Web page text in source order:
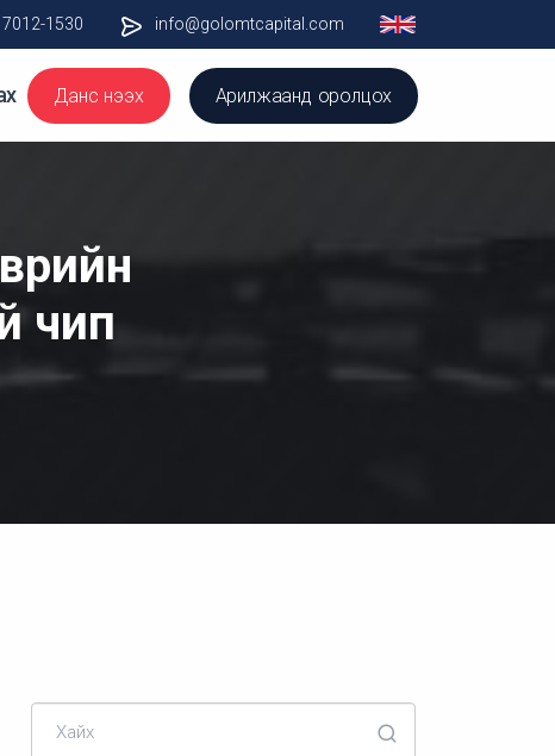
1530 info@golomtcapital.com
Данс нээх Арилжаанд оролцох
чип
Хайх